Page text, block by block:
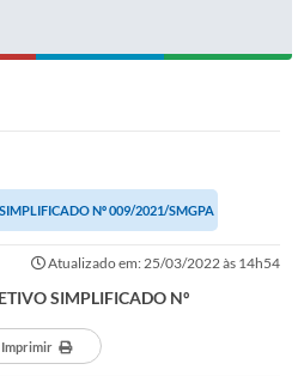
Nº 009/2021/SMGPA
Atualizado em: 25/03/2022 às 14h54
SIMPLIFICADO Nº
Imprimir